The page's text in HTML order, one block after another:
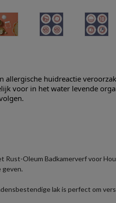
allergische huidreactie
voor in het water levende
Rust-Oleum Badkamerverf voor
lak is perfect om